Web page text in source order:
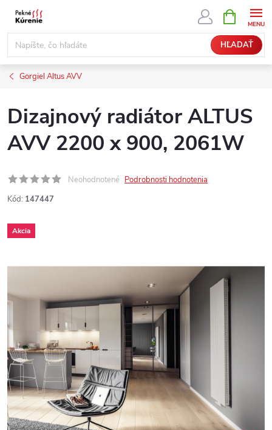
Prejsť
obsah
HĽADAŤ
KOŠÍK
Gorgiel Altus AVV
Dizajnový radiátor ALTUS
AVV 2200 x 900, 2061W
Neohodnotené Podrobnosti hodnotenia
Kód: 147447
Akcia